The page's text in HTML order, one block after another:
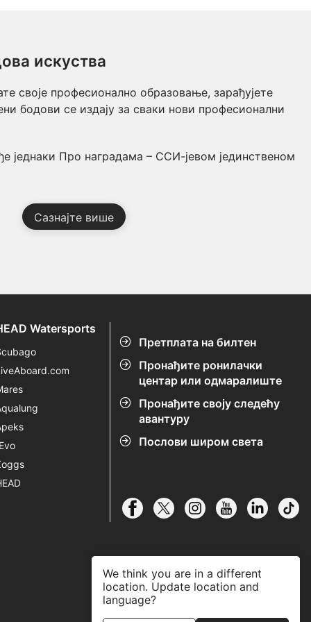
искуства
своје професионално образовање, зарађујете
бодови се издају за сваки нови професионални
једнаки Про наградама – ССИ-јевом јединственом
Сазнајте више
Претплата на билтен
Пронађите ронилачки
центар или одмаралиште
Пронађите своју следећу
авантуру
Послови широм света
Watersports
We think you are in a different
location. Update location and
language?